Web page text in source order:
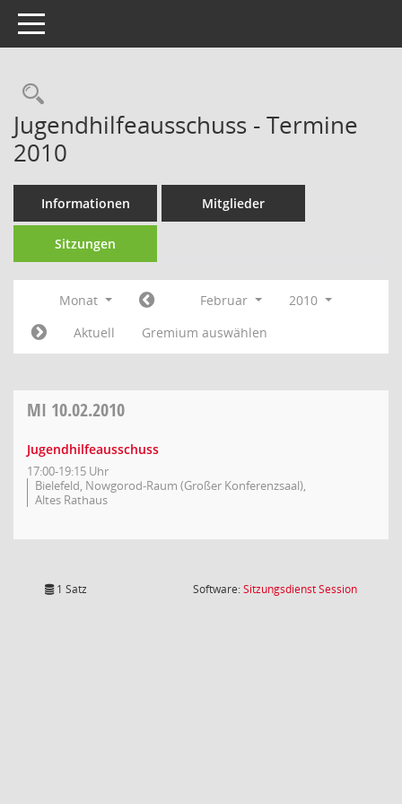
Toggle navigation
Rechercheauswahl
Jugendhilfeausschuss - Termine
2010
Informationen Mitglieder
Sitzungen
Monat Februar
2010
Aktuell
Gremium auswählen
MI 10.02.2010
Jugendhilfeausschuss
17:00-19:15 Uhr
Bielefeld, Nowgorod-Raum (Großer Konferenzsaal),
Altes Rathaus
1 Satz Software:SitzungsdienstSession(Wird in